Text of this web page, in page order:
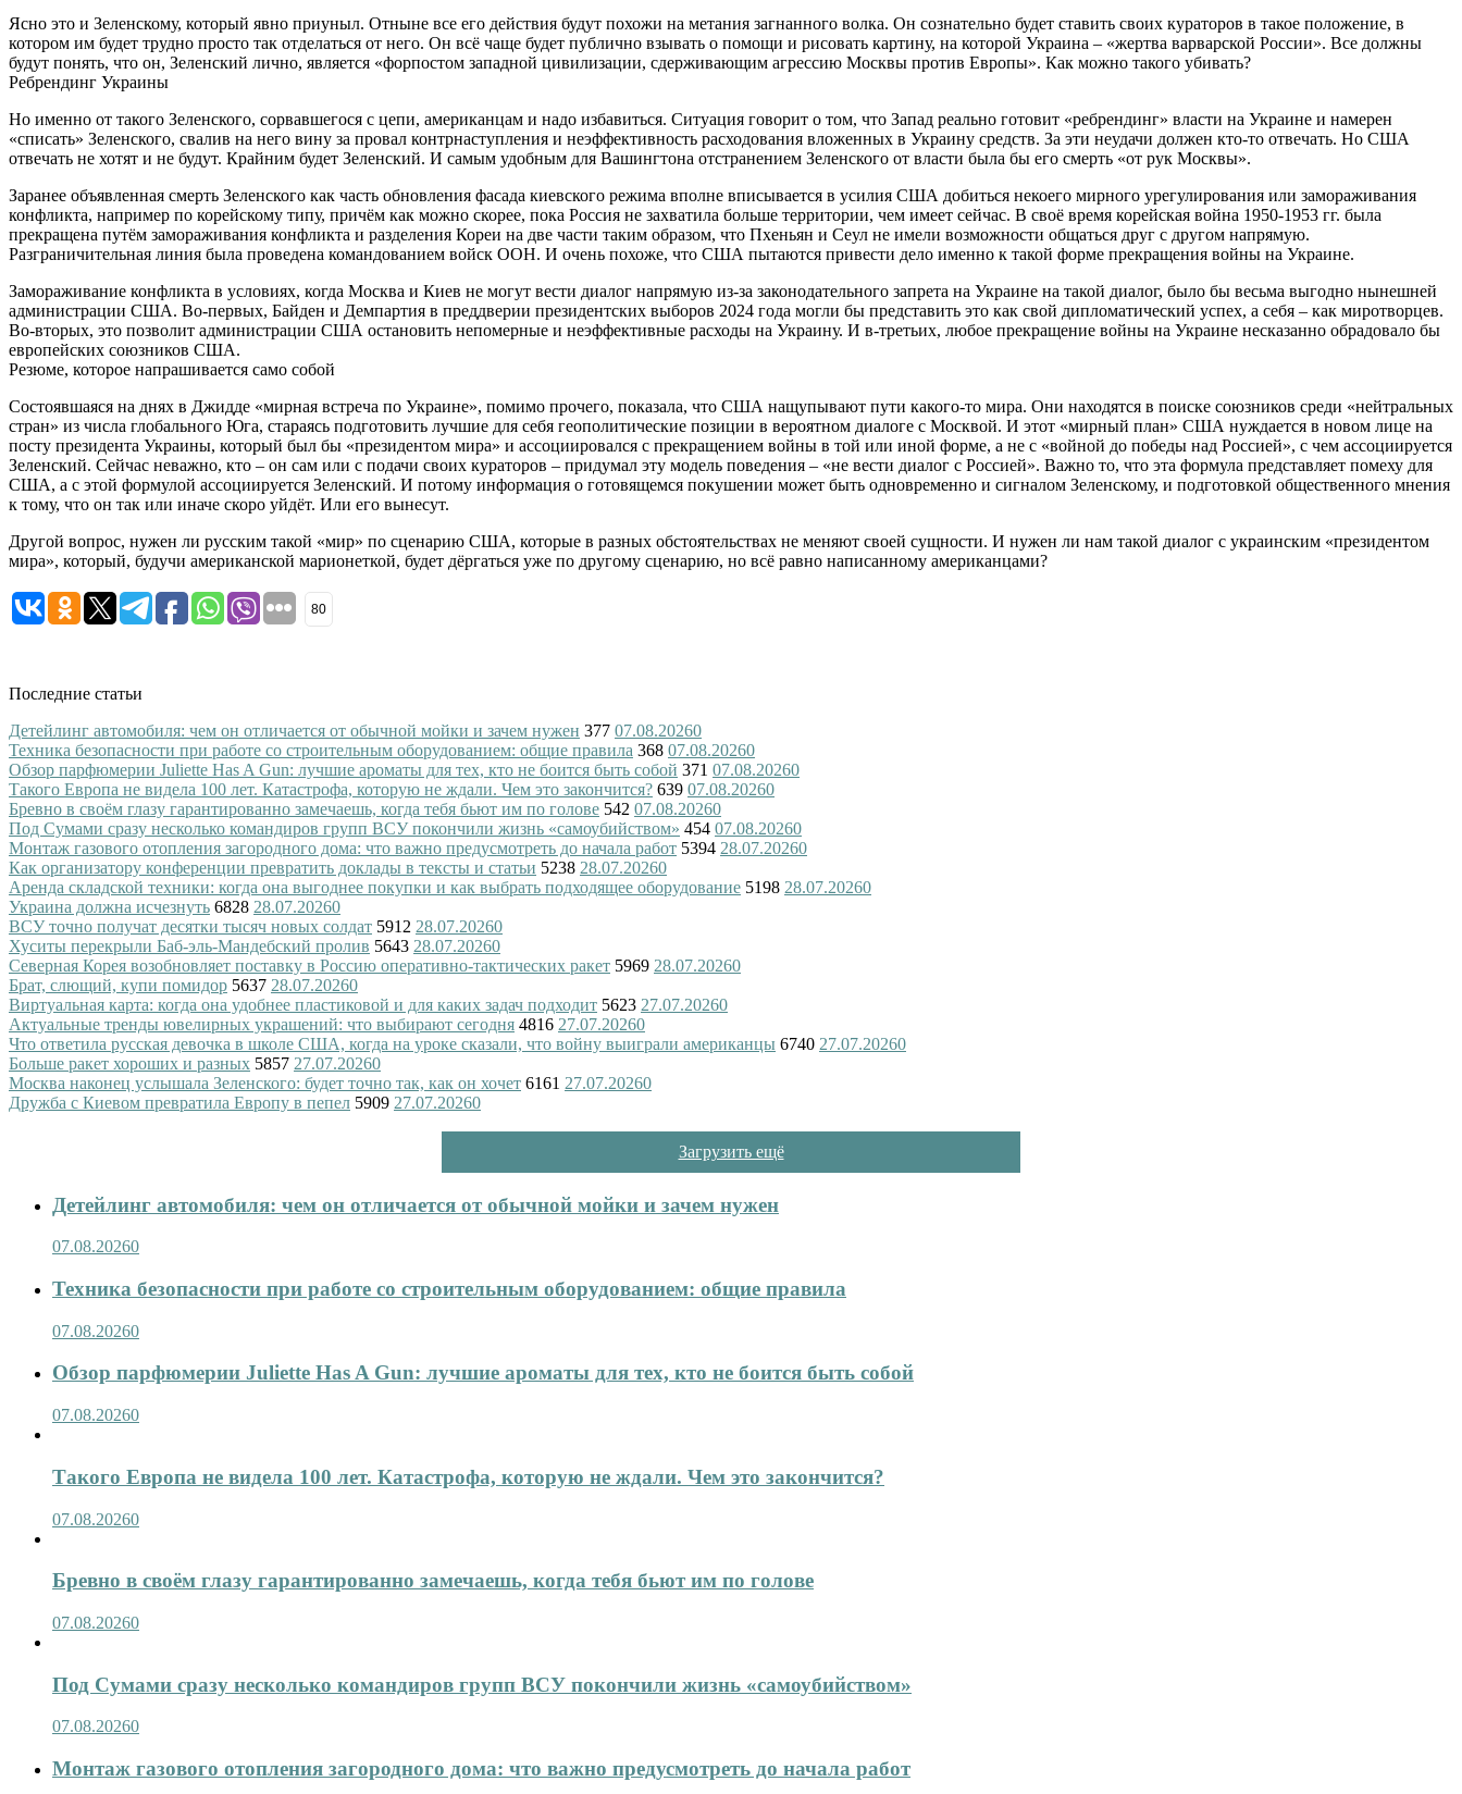
Ясно это и Зеленскому, который явно приуныл. Отныне все его действия будут похожи на метания загнанного волка. Он сознательно будет ставить своих кураторов в такое положение, в
котором им будет трудно просто так отделаться от него. Он всё чаще будет публично взывать о помощи и рисовать картину, на которой Украина – «жертва варварской России». Все должны
будут понять, что он, Зеленский лично, является «форпостом западной цивилизации, сдерживающим агрессию Москвы против Европы». Как можно такого убивать?
Ребрендинг Украины
Но именно от такого Зеленского, сорвавшегося с цепи, американцам и надо избавиться. Ситуация говорит о том, что Запад реально готовит «ребрендинг» власти на Украине и намерен
«списать» Зеленского, свалив на него вину за провал контрнаступления и неэффективность расходования вложенных в Украину средств. За эти неудачи должен кто-то отвечать. Но США
отвечать не хотят и не будут. Крайним будет Зеленский. И самым удобным для Вашингтона отстранением Зеленского от власти была бы его смерть «от рук Москвы».
Заранее объявленная смерть Зеленского как часть обновления фасада киевского режима вполне вписывается в усилия США добиться некоего мирного урегулирования или замораживания
конфликта, например по корейскому типу, причём как можно скорее, пока Россия не захватила больше территории, чем имеет сейчас. В своё время корейская война 1950-1953 гг. была
прекращена путём замораживания конфликта и разделения Кореи на две части таким образом, что Пхеньян и Сеул не имели возможности общаться друг с другом напрямую.
Разграничительная линия была проведена командованием войск ООН. И очень похоже, что США пытаются привести дело именно к такой форме прекращения войны на Украине.
Замораживание конфликта в условиях, когда Москва и Киев не могут вести диалог напрямую из-за законодательного запрета на Украине на такой диалог, было бы весьма выгодно нынешней
администрации США. Во-первых, Байден и Демпартия в преддверии президентских выборов 2024 года могли бы представить это как свой дипломатический успех, а себя – как миротворцев.
Во-вторых, это позволит администрации США остановить непомерные и неэффективные расходы на Украину. И в-третьих, любое прекращение войны на Украине несказанно обрадовало бы
европейских союзников США.
Резюме, которое напрашивается само собой
Состоявшаяся на днях в Джидде «мирная встреча по Украине», помимо прочего, показала, что США нащупывают пути какого-то мира. Они находятся в поиске союзников среди «нейтральных
стран» из числа глобального Юга, стараясь подготовить лучшие для себя геополитические позиции в вероятном диалоге с Москвой. И этот «мирный план» США нуждается в новом лице на
посту президента Украины, который был бы «президентом мира» и ассоциировался с прекращением войны в той или иной форме, а не с «войной до победы над Россией», с чем ассоциируется
Зеленский. Сейчас неважно, кто – он сам или с подачи своих кураторов – придумал эту модель поведения – «не вести диалог с Россией». Важно то, что эта формула представляет помеху для
США, а с этой формулой ассоциируется Зеленский. И потому информация о готовящемся покушении может быть одновременно и сигналом Зеленскому, и подготовкой общественного мнения
к тому, что он так или иначе скоро уйдёт. Или его вынесут.
Другой вопрос, нужен ли русским такой «мир» по сценарию США, которые в разных обстоятельствах не меняют своей сущности. И нужен ли нам такой диалог с украинским «президентом
мира», который, будучи американской марионеткой, будет дёргаться уже по другому сценарию, но всё равно написанному американцами?
80
Последние статьи
Детейлинг автомобиля: чем он отличается от обычной мойки и зачем нужен 377 07.08.20260
Техника безопасности при работе со строительным оборудованием: общие правила 368 07.08.20260
Обзор парфюмерии Juliette Has A Gun: лучшие ароматы для тех, кто не боится быть собой 371 07.08.20260
Такого Европа не видела 100 лет. Катастрофа, которую не ждали. Чем это закончится? 639 07.08.20260
Бревно в своём глазу гарантированно замечаешь, когда тебя бьют им по голове 542 07.08.20260
Под Сумами сразу несколько командиров групп ВСУ покончили жизнь «самоубийством» 454 07.08.20260
Монтаж газового отопления загородного дома: что важно предусмотреть до начала работ 5394 28.07.20260
Как организатору конференции превратить доклады в тексты и статьи 5238 28.07.20260
Аренда складской техники: когда она выгоднее покупки и как выбрать подходящее оборудование 5198 28.07.20260
Украина должна исчезнуть 6828 28.07.20260
ВСУ точно получат десятки тысяч новых солдат 5912 28.07.20260
Хуситы перекрыли Баб-эль-Мандебский пролив 5643 28.07.20260
Северная Корея возобновляет поставку в Россию оперативно-тактических ракет 5969 28.07.20260
Брат, слющий, купи помидор 5637 28.07.20260
Виртуальная карта: когда она удобнее пластиковой и для каких задач подходит 5623 27.07.20260
Актуальные тренды ювелирных украшений: что выбирают сегодня 4816 27.07.20260
Что ответила русская девочка в школе США, когда на уроке сказали, что войну выиграли американцы 6740 27.07.20260
Больше ракет хороших и разных 5857 27.07.20260
Москва наконец услышала Зеленского: будет точно так, как он хочет 6161 27.07.20260
Дружба с Киевом превратила Европу в пепел 5909 27.07.20260
Загрузить ещё
Детейлинг автомобиля: чем он отличается от обычной мойки и зачем нужен
07.08.20260
Техника безопасности при работе со строительным оборудованием: общие правила
07.08.20260
Обзор парфюмерии Juliette Has A Gun: лучшие ароматы для тех, кто не боится быть собой
07.08.20260
Такого Европа не видела 100 лет. Катастрофа, которую не ждали. Чем это закончится?
07.08.20260
Бревно в своём глазу гарантированно замечаешь, когда тебя бьют им по голове
07.08.20260
Под Сумами сразу несколько командиров групп ВСУ покончили жизнь «самоубийством»
07.08.20260
Монтаж газового отопления загородного дома: что важно предусмотреть до начала работ